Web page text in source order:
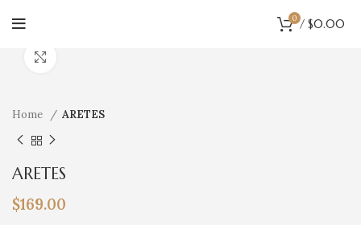
0 / $0.00
Home ARETES
ARETES
$169.00